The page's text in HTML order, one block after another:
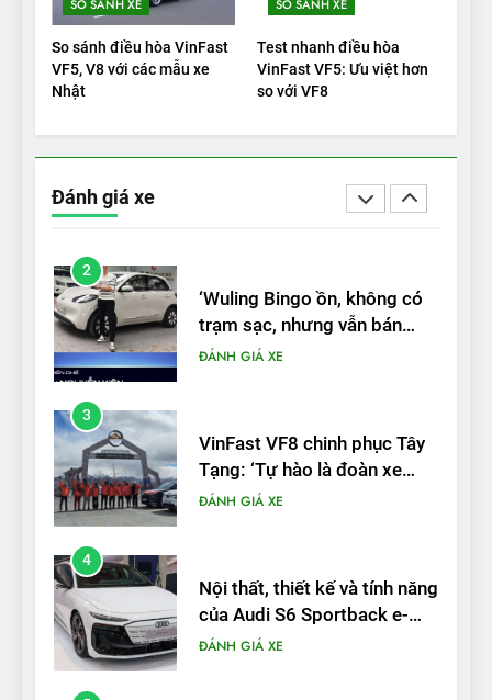
SO SÁNH XE
So sánh điều hòa VinFast
VF5, V8 với các mẫu xe
Nhật
SO SÁNH XE
Test nhanh điều hòa
VinFast VF5: Ưu việt hơn
so với VF8
Đánh giá xe
Xe tốt nhất để mua năm
2025: Green Car Reports
nêu tên 5 người vào chung
kết – Mỹ
ĐÁNH GIÁ XE
‘Wuling Bingo ồn, không có
trạm sạc, nhưng vẫn bán
được nếu biết cách’
3
VinFast VF8 chinh phục Tây
Tạng: ‘Tự hào là đoàn xe
điện Việt Nam đầu tiên lăn
ĐÁNH GIÁ XE
4
Nội thất, thiết kế và tính năng
của Audi S6 Sportback e-
tron
ĐÁNH GIÁ XE
5
VinFast VF8 đạt 4 sao trong
thử nghiệm an toàn NHTSA
tại Mỹ
ĐÁNH GIÁ XE